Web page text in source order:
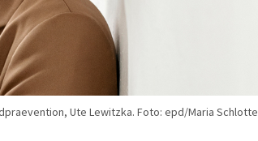
Ute Lewitzka. Foto: epd/Maria Schlotte